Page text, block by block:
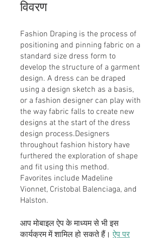
विवरण
Fashion Draping is the process of
positioning and pinning fabric on a
standard size dress form to
develop the structure of a garment
design. A dress can be draped
using a design sketch as a basis,
or a fashion designer can play with
the way fabric falls to create new
designs at the start of the dress
design process.Designers
throughout fashion history have
furthered the exploration of shape
and fit using this method.
Favorites include Madeline
Vionnet, Cristobal Balenciaga, and
Halston.
आप मोबाइल ऐप के माध्यम से भी इस
कार्यक्रम में शामिल हो सकते हैं। ऐप पर